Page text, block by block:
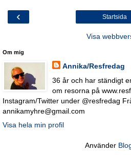
‹ Startsida
Visa
Om mig
Annika/Resfredag
36 år och har ständigt
om resorna på
Instagram/Twitter under @resfredag
annikamyhre@gmail.com
Visa hela min profil
Använder